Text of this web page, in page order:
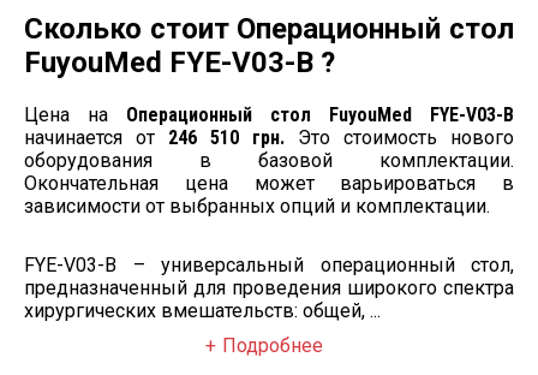
Сколько стоит Операционный стол
FuyouMed FYE-V03-B ?
Цена на Операционный стол FuyouMed FYE-V03-B
начинается от 246 510 грн. Это стоимость нового
оборудования в базовой комплектации.
Окончательная цена может варьироваться в
зависимости от выбранных опций и комплектации.
FYE-V03-B – универсальный операционный стол,
предназначенный для проведения широкого спектра
хирургических вмешательств: общей, ...
Подробнее